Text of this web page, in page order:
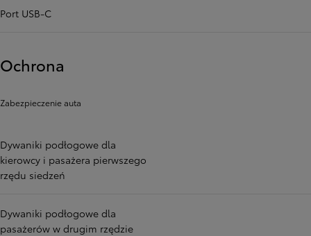
Port USB-C
Ochrona
Zabezpieczenie auta
Dywaniki podłogowe dla
kierowcy i pasażera pierwszego
rzędu siedzeń
Dywaniki podłogowe dla
pasażerów w drugim rzędzie